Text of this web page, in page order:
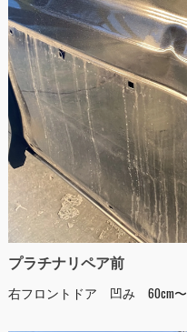
プラチナリペア前
右フロントドア 凹み 60cm〜